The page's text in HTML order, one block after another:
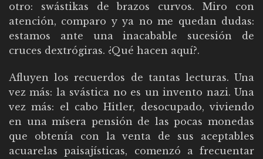
otro: swástikas de brazos curvos. Miro con
atención, comparo y ya no me quedan dudas:
estamos ante una inacabable sucesión de
cruces dextrógiras. ¿Qué hacen aquí?.
Afluyen los recuerdos de tantas lecturas. Una
vez más: la svástica no es un invento nazi. Una
vez más: el cabo Hitler, desocupado, viviendo
en una mísera pensión de las pocas monedas
que obtenía con la venta de sus aceptables
acuarelas paisajísticas, comenzó a frecuentar